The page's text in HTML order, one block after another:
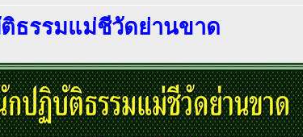
ธรรมแม่ชีวัดย่านขาด